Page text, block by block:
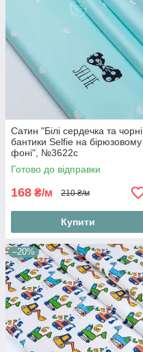
Сатин "Білі сердечка та чорні
бантики Selfie на бірюзовому
фоні", №3622с
Готово до відправки
168 ₴/м 210 ₴/м
Купити
–20%